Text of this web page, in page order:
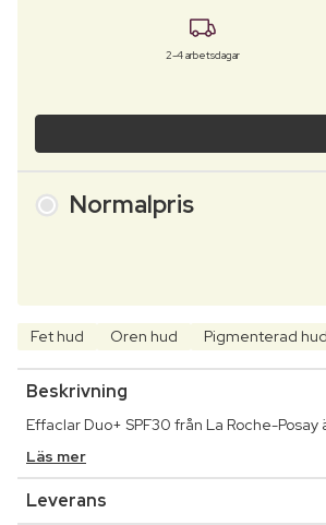
2-4 arbetsdagar
Normalpris
Fet hud Oren hud Pigmenterad hud
Beskrivning
Effaclar Duo+ SPF30 från La Roche-
Läs mer
Leverans